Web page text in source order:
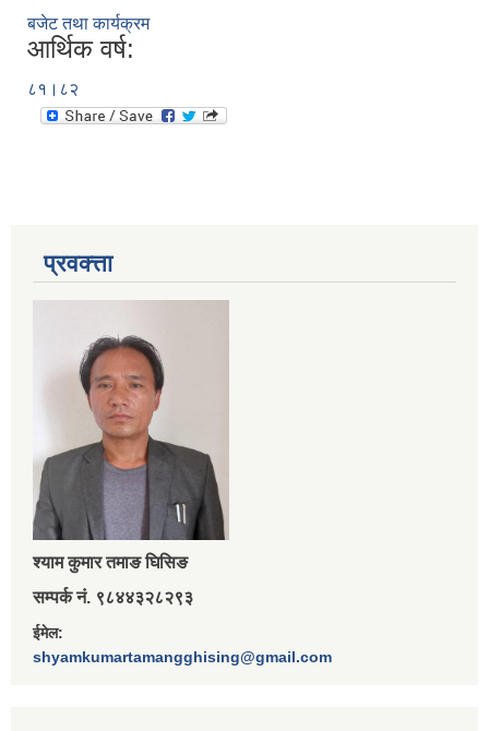
बजेट तथा कार्यक्रम
आर्थिक वर्ष:
८१।८२
प्रवक्त्ता
श्‍याम कुमार तमाङ घिसिङ
सम्पर्क नं. ९८४४३२८२९३
ईमेल:
shyamkumartamangghising@gmail.com